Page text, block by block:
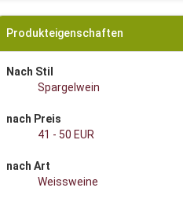
Produkteigenschaften
Nach Stil
Spargelwein
nach Preis
41 - 50 EUR
nach Art
Weissweine